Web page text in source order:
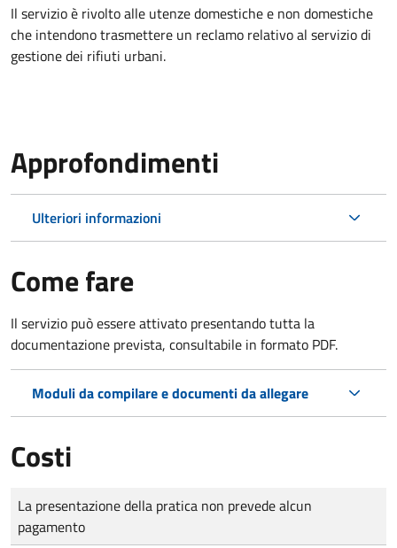
Il servizio è rivolto alle utenze domestiche e non domestiche
che intendono trasmettere un reclamo relativo al servizio di
gestione dei rifiuti urbani.
Approfondimenti
Ulteriori informazioni
Come fare
Il servizio può essere attivato presentando tutta la
documentazione prevista, consultabile in formato PDF.
Moduli da compilare e documenti da allegare
Costi
Tipo di pagamento
Importo
La presentazione della pratica non prevede alcun
pagamento